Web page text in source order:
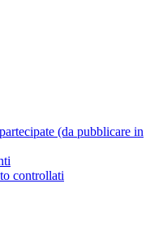
(da pubblicare in
controllati